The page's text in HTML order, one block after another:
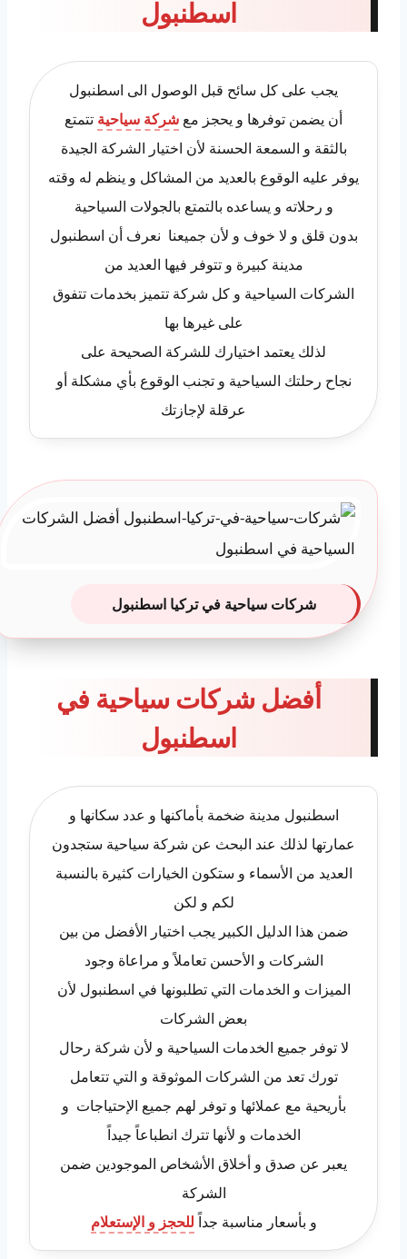
اسطنبول
يجب على كل سائح قبل الوصول الى اسطنبول
أن يضمن توفرها و يحجز مع شركة سياحية تتمتع
بالثقة و السمعة الحسنة لأن اختيار الشركة الجيدة
يوفر عليه الوقوع بالعديد من المشاكل و ينظم له وقته
و رحلاته و يساعده بالتمتع بالجولات السياحية
بدون قلق و لا خوف و لأن جميعنا نعرف أن اسطنبول
مدينة كبيرة و تتوفر فيها العديد من
الشركات السياحية و كل شركة تتميز بخدمات تتفوق
على غيرها بها
لذلك يعتمد اختيارك للشركة الصحيحة على
نجاح رحلتك السياحية و تجنب الوقوع بأي مشكلة أو
عرقلة لإجازتك
شركات سياحية في تركيا اسطنبول
أفضل شركات سياحية في
اسطنبول
اسطنبول مدينة ضخمة بأماكنها و عدد سكانها و
عمارتها لذلك عند البحث عن شركة سياحية ستجدون
العديد من الأسماء و ستكون الخيارات كثيرة بالنسبة
لكم و لكن
ضمن هذا الدليل الكبير يجب اختيار الأفضل من بين
الشركات و الأحسن تعاملاً و مراعاة وجود
الميزات و الخدمات التي تطلبونها في اسطنبول لأن
بعض الشركات
لا توفر جميع الخدمات السياحية و لأن شركة رحال
تورك تعد من الشركات الموثوقة و التي تتعامل
بأريحية مع عملائها و توفر لهم جميع الإحتياجات و
الخدمات و لأنها تترك انطباعاً جيداً
يعبر عن صدق و أخلاق الأشخاص الموجودين ضمن
الشركة
و بأسعار مناسبة جداًللحجز و الإستعلام